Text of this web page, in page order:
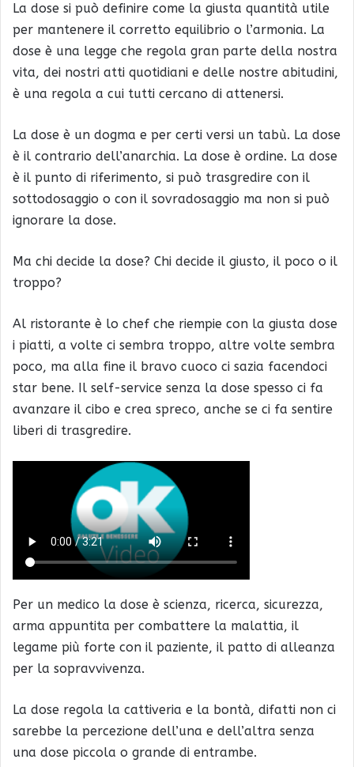
La dose si può definire come la giusta quantità utile
per mantenere il corretto equilibrio o l’armonia. La
dose è una legge che regola gran parte della nostra
vita, dei nostri atti quotidiani e delle nostre abitudini,
è una regola a cui tutti cercano di attenersi.
La dose è un dogma e per certi versi un tabù. La dose
è il contrario dell’anarchia. La dose è ordine. La dose
è il punto di riferimento, si può trasgredire con il
sottodosaggio o con il sovradosaggio ma non si può
ignorare la dose.
Ma chi decide la dose? Chi decide il giusto, il poco o il
troppo?
Al ristorante è lo chef che riempie con la giusta dose
i piatti, a volte ci sembra troppo, altre volte sembra
poco, ma alla fine il bravo cuoco ci sazia facendoci
star bene. Il self-service senza la dose spesso ci fa
avanzare il cibo e crea spreco, anche se ci fa sentire
liberi di trasgredire.
Per un medico la dose è scienza, ricerca, sicurezza,
arma appuntita per combattere la malattia, il
legame più forte con il paziente, il patto di alleanza
per la sopravvivenza.
La dose regola la cattiveria e la bontà, difatti non ci
sarebbe la percezione dell’una e dell’altra senza
una dose piccola o grande di entrambe.